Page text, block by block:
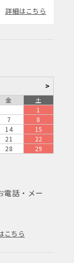
詳細はこちら
>
金
土
1
7
8
14
15
21
22
28
29
電話・メー
こちら